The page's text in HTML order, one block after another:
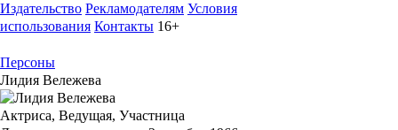
Издательство Рекламодателям Условия
использования Контакты 16+
Персоны
Лидия Вележева
Актриса, Ведущая, Участница